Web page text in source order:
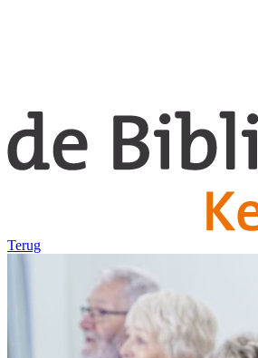
Terug